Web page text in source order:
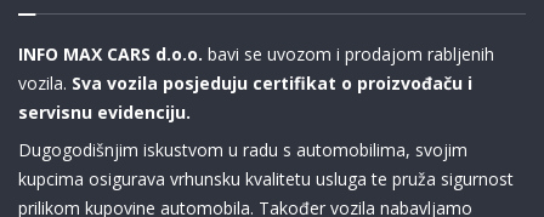
INFO MAX CARS d.o.o. bavi se uvozom i prodajom rabljenih
vozila. Sva vozila posjeduju certifikat o proizvođaču i
servisnu evidenciju.
Dugogodišnjim iskustvom u radu s automobilima, svojim
kupcima osigurava vrhunsku kvalitetu usluga te pruža sigurnost
prilikom kupovine automobila. Također vozila nabavljamo